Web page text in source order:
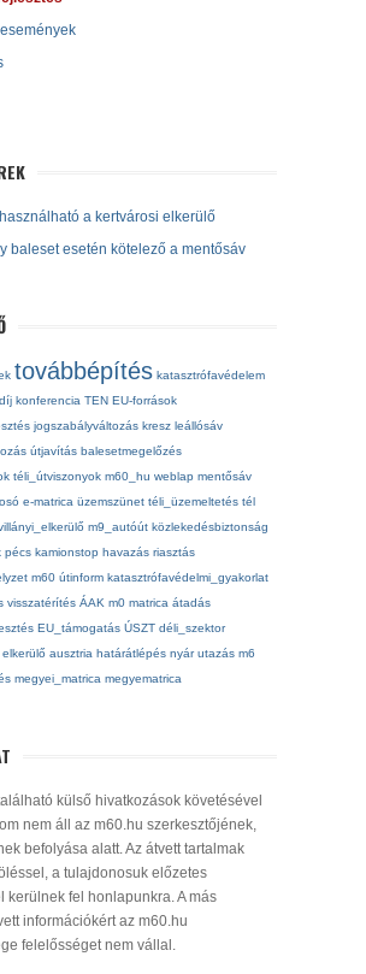
a kertvárosi elkerülő
baleset esetén kötelező a mentősáv
továbbépítés katasztrófavédelem
konferencia TEN EU-források
jogszabályváltozás kresz leállósáv
útjavítás balesetmegelőzés
téli_útviszonyok m60_hu weblap mentősáv
e-matrica üzemszünet téli_üzemeltetés tél
m9_autóút közlekedésbiztonság
pécs kamionstop havazás riasztás
m60 útinform katasztrófavédelmi_gyakorlat
visszatérítés ÁAK m0 matrica átadás
EU_támogatás ÚSZT déli_szektor
elkerülő ausztria határátlépés nyár utazás m6
megyei_matrica megyematrica
külső hivatkozások követésével
nem áll az m60.hu szerkesztőjének,
befolyása alatt. Az átvett tartalmak
a tulajdonosuk előzetes
kerülnek fel honlapunkra. A más
információkért az m60.hu
felelősséget nem vállal.